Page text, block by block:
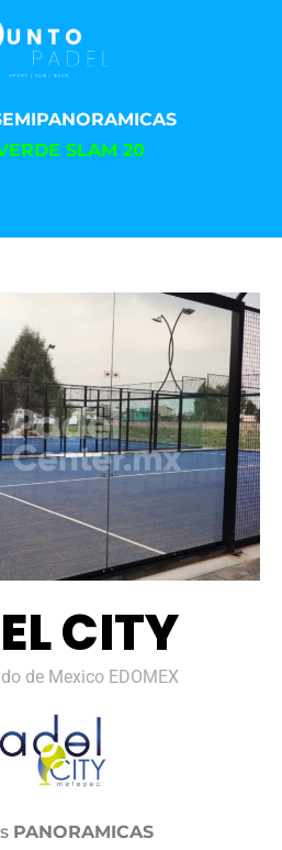
SLAM 20
CITY
de Mexico EDOMEX
PANORAMICAS